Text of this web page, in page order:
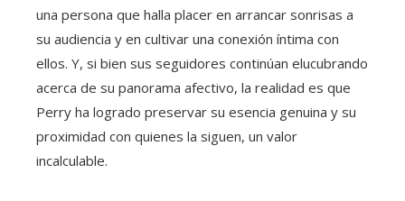
una persona que halla placer en arrancar sonrisas a
su audiencia y en cultivar una conexión íntima con
ellos. Y, si bien sus seguidores continúan elucubrando
acerca de su panorama afectivo, la realidad es que
Perry ha logrado preservar su esencia genuina y su
proximidad con quienes la siguen, un valor
incalculable.